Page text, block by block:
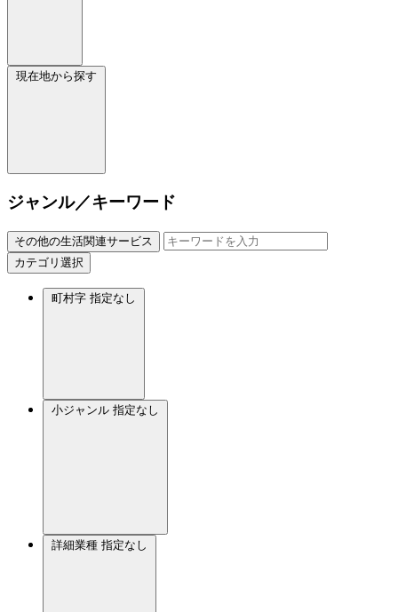
現在地から探す
ジャンル／キーワード
その他の生活関連サービス
カテゴリ選択
町村字 指定なし
小ジャンル 指定なし
詳細業種 指定なし